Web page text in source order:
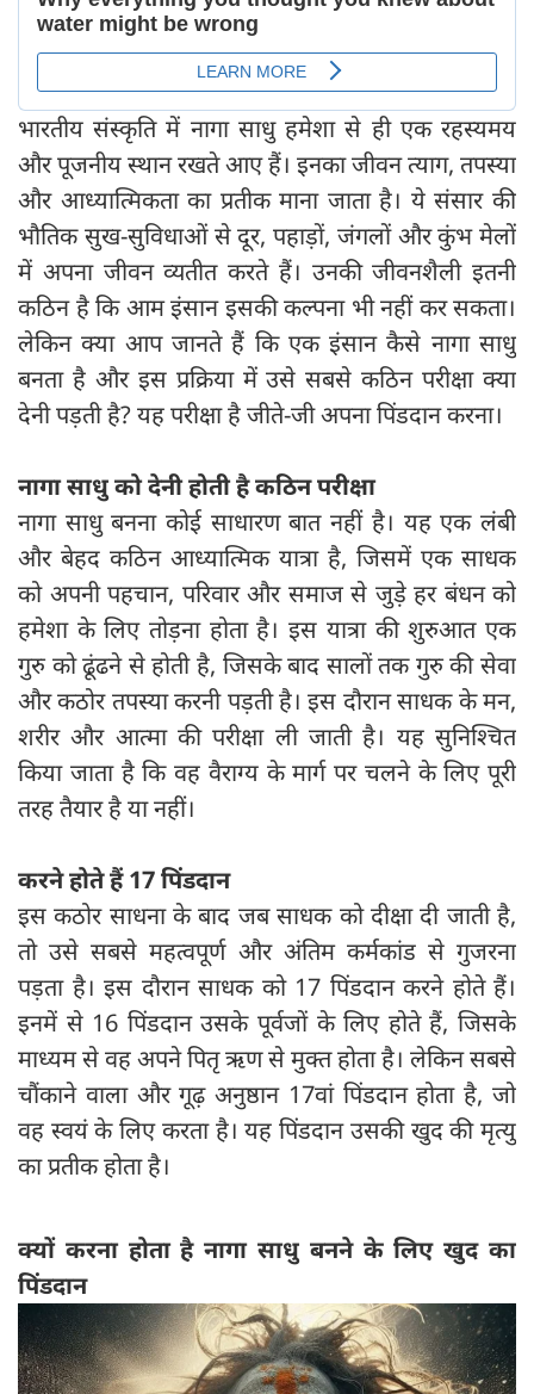
भारतीय संस्कृति में नागा साधु हमेशा से ही एक रहस्यमय
और पूजनीय स्थान रखते आए हैं। इनका जीवन त्याग, तपस्या
और आध्यात्मिकता का प्रतीक माना जाता है। ये संसार की
भौतिक सुख-सुविधाओं से दूर, पहाड़ों, जंगलों और कुंभ मेलों
में अपना जीवन व्यतीत करते हैं। उनकी जीवनशैली इतनी
कठिन है कि आम इंसान इसकी कल्पना भी नहीं कर सकता।
लेकिन क्या आप जानते हैं कि एक इंसान कैसे नागा साधु
बनता है और इस प्रक्रिया में उसे सबसे कठिन परीक्षा क्या
देनी पड़ती है? यह परीक्षा है जीते-जी अपना पिंडदान करना।
नागा साधु को देनी होती है कठिन परीक्षा
नागा साधु बनना कोई साधारण बात नहीं है। यह एक लंबी
और बेहद कठिन आध्यात्मिक यात्रा है, जिसमें एक साधक
को अपनी पहचान, परिवार और समाज से जुड़े हर बंधन को
हमेशा के लिए तोड़ना होता है। इस यात्रा की शुरुआत एक
गुरु को ढूंढने से होती है, जिसके बाद सालों तक गुरु की सेवा
और कठोर तपस्या करनी पड़ती है। इस दौरान साधक के मन,
शरीर और आत्मा की परीक्षा ली जाती है। यह सुनिश्चित
किया जाता है कि वह वैराग्य के मार्ग पर चलने के लिए पूरी
तरह तैयार है या नहीं।
करने होते हैं 17 पिंडदान
इस कठोर साधना के बाद जब साधक को दीक्षा दी जाती है,
तो उसे सबसे महत्वपूर्ण और अंतिम कर्मकांड से गुजरना
पड़ता है। इस दौरान साधक को 17 पिंडदान करने होते हैं।
इनमें से 16 पिंडदान उसके पूर्वजों के लिए होते हैं, जिसके
माध्यम से वह अपने पितृ ऋण से मुक्त होता है। लेकिन सबसे
चौंकाने वाला और गूढ़ अनुष्ठान 17वां पिंडदान होता है, जो
वह स्वयं के लिए करता है। यह पिंडदान उसकी खुद की मृत्यु
का प्रतीक होता है।
क्यों करना होता है नागा साधु बनने के लिए खुद का
पिंडदान